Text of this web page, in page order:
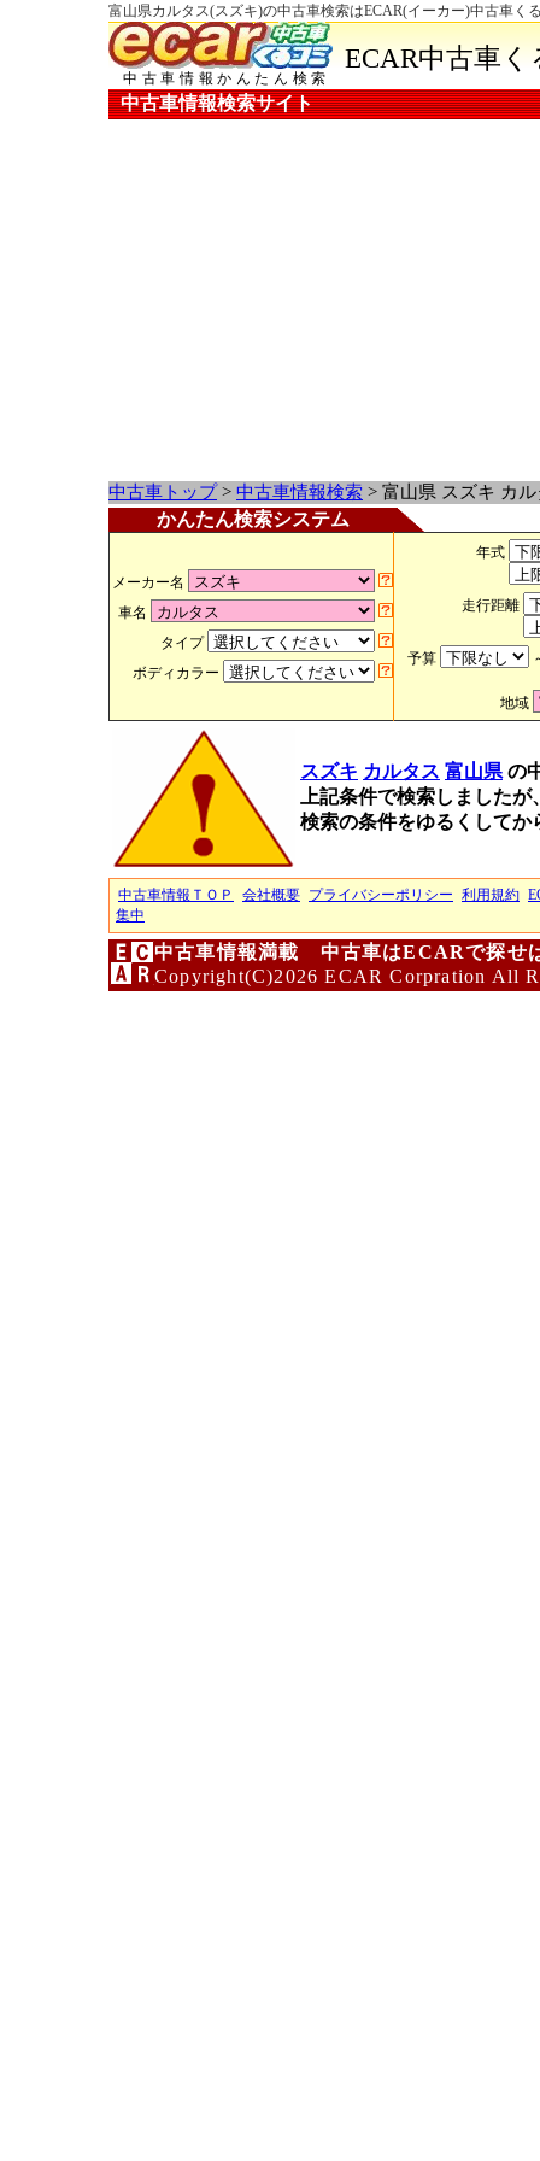
富山県カルタス(スズキ)の中古車検索はECAR(イーカー)中古車く
中古車情報かんたん検索
ECAR中古車
中古車情報検索サイト
中古車トップ> 中古車情報検索 > 富山県 スズキ カ
かんたん検索システム
メーカー名
車名
タイプ
ボディカラー
年式
走行距離
予算
地域
スズキ カルタス 富山県 の
上記条件で検索しました
検索の条件をゆるくして
中古車情報ＴＯＰ 会社概要 プライバシーポリシー 利用規約
集中
中古車情報満載 中古車はECARで探せ
Copyright(C)2026 ECAR Corpration All